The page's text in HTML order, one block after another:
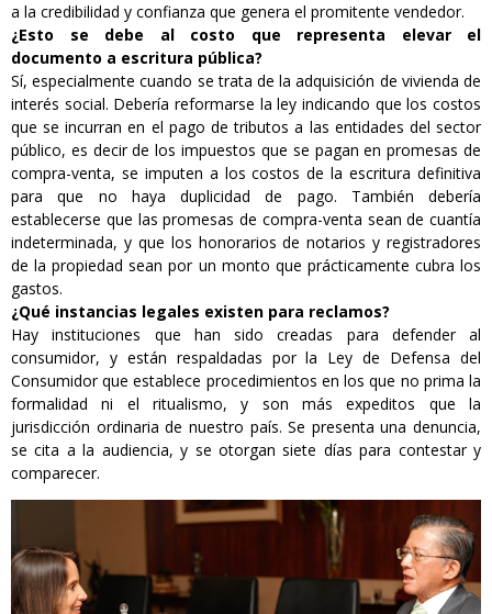
a la credibilidad y confianza que genera el promitente vendedor.
¿Esto se debe al costo que representa elevar el
documento a escritura pública?
Sí, especialmente cuando se trata de la adquisición de vivienda de
interés social. Debería reformarse la ley indicando que los costos
que se incurran en el pago de tributos a las entidades del sector
público, es decir de los impuestos que se pagan en promesas de
compra-venta, se imputen a los costos de la escritura definitiva
para que no haya duplicidad de pago. También debería
establecerse que las promesas de compra-venta sean de cuantía
indeterminada, y que los honorarios de notarios y registradores
de la propiedad sean por un monto que prácticamente cubra los
gastos.
¿Qué instancias legales existen para reclamos?
Hay instituciones que han sido creadas para defender al
consumidor, y están respaldadas por la Ley de Defensa del
Consumidor que establece procedimientos en los que no prima la
formalidad ni el ritualismo, y son más expeditos que la
jurisdicción ordinaria de nuestro país. Se presenta una denuncia,
se cita a la audiencia, y se otorgan siete días para contestar y
comparecer.